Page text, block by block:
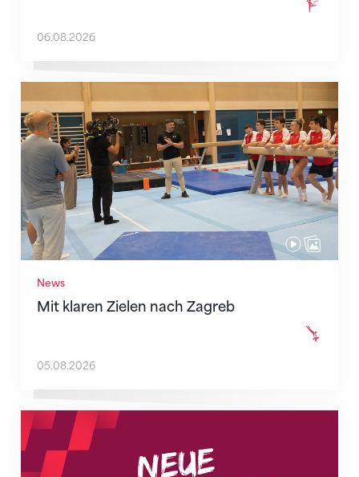
06.08.2026
News
Mit klaren Zielen nach Zagreb
Mit klaren Zielen nach Zagreb
05.08.2026
Neue Empfangszeiten ab 1. August 2026